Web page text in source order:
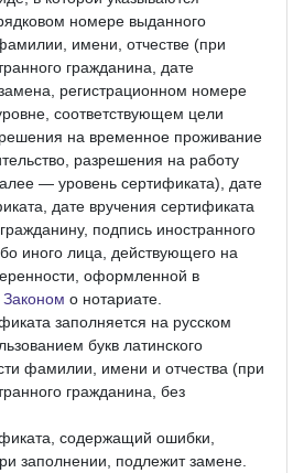
номере выданного
имени, отчестве (при
гражданина, дате
регистрационном номере
соответствующем цели
на временное проживание
разрешения на работу
— уровень сертификата), дате
дате вручения сертификата
подпись иностранного
иного лица, действующего на
оформленной в
Законом о нотариате.
заполняется на русском
букв латинского
фамилии, имени и отчества (при
гражданина, без
содержащий ошибки,
заполнении, подлежит замене.